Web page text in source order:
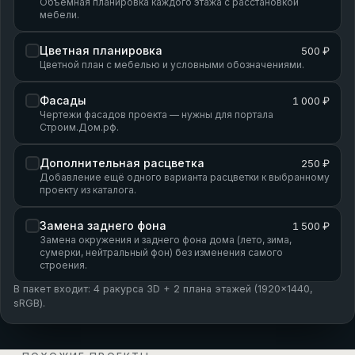
мебели.
Цветная планировка 500 ₽
Цветной план с мебелью и условными обозначениями.
Фасады 1 000 ₽
Чертежи фасадов проекта — нужны для портала
Строим.Дом.рф.
Дополнительная расцветка 250 ₽
Добавление ещё одного варианта расцветки к выбранному
проекту из каталога.
Замена заднего фона 1 500 ₽
Замена окружения и заднего фона дома (лето, зима,
сумерки, нейтральный фон) без изменения самого
строения.
В пакет входит: 4 ракурса 3D + 2 плана этажей (1920×1440,
sRGB).